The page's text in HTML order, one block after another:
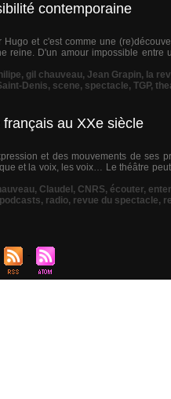
contemporaine
et c'est comme une
reine. D'un amour impossible
, gil chauveau, Jean Grapin, la
Denis, scene, spectacle, TGP,
au XXe siècle
et des mouvements de ses
et la voix, les voix… Le théâtre
, Claudel , CNRS, écouter,
podcasts, radio, revue du spectacle,